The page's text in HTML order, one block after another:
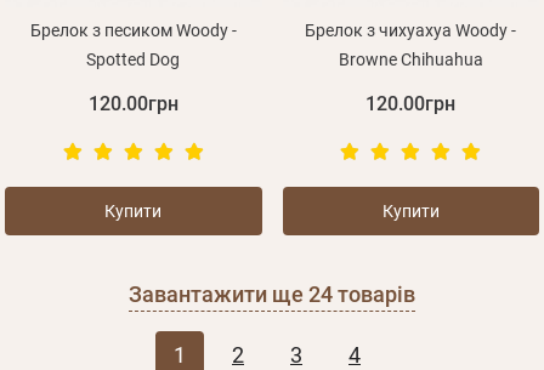
Брелок з песиком Woody -
Spotted Dog
120.00грн
Купити
Брелок з чихуахуа Woody -
Browne Chihuahua
120.00грн
Купити
Завантажити ще 24товарів
1 2 3 4